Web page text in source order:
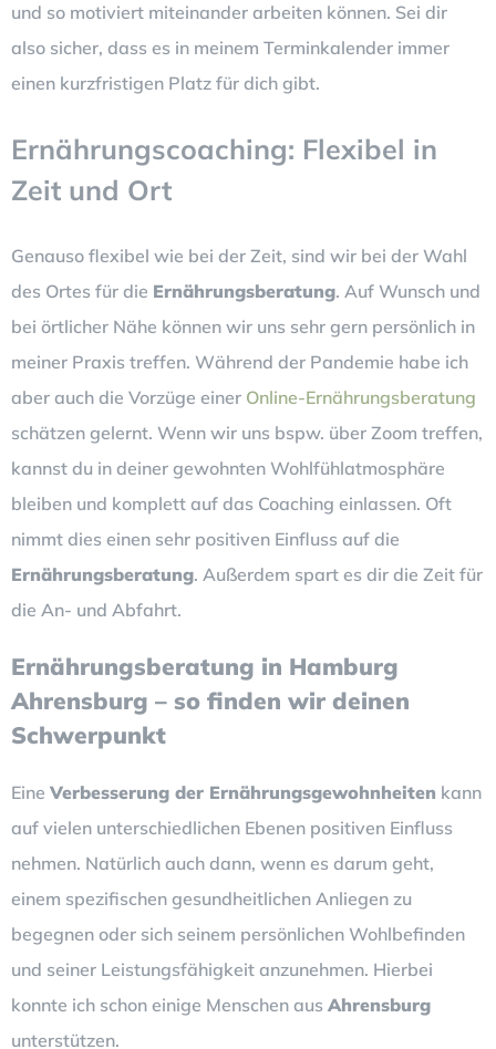
und so motiviert miteinander arbeiten können. Sei dir
also sicher, dass es in meinem Terminkalender immer
einen kurzfristigen Platz für dich gibt.
Ernährungscoaching: Flexibel in
Zeit und Ort
Genauso flexibel wie bei der Zeit, sind wir bei der Wahl
des Ortes für die Ernährungsberatung. Auf Wunsch und
bei örtlicher Nähe können wir uns sehr gern persönlich in
meiner Praxis treffen. Während der Pandemie habe ich
aber auch die Vorzüge einer Online-Ernährungsberatung
schätzen gelernt. Wenn wir uns bspw. über Zoom treffen,
kannst du in deiner gewohnten Wohlfühlatmosphäre
bleiben und komplett auf das Coaching einlassen. Oft
nimmt dies einen sehr positiven Einfluss auf die
Ernährungsberatung. Außerdem spart es dir die Zeit für
die An- und Abfahrt.
Ernährungsberatung in Hamburg
Ahrensburg – so finden wir deinen
Schwerpunkt
Eine Verbesserung der Ernährungsgewohnheiten kann
auf vielen unterschiedlichen Ebenen positiven Einfluss
nehmen. Natürlich auch dann, wenn es darum geht,
einem spezifischen gesundheitlichen Anliegen zu
begegnen oder sich seinem persönlichen Wohlbefinden
und seiner Leistungsfähigkeit anzunehmen. Hierbei
konnte ich schon einige Menschen aus Ahrensburg
unterstützen.